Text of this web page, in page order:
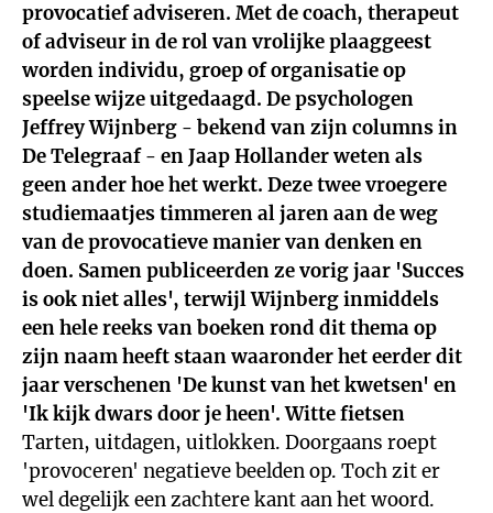
provocatief adviseren. Met de coach, therapeut
of adviseur in de rol van vrolijke plaaggeest
worden individu, groep of organisatie op
speelse wijze uitgedaagd. De psychologen
Jeffrey Wijnberg - bekend van zijn columns in
De Telegraaf - en Jaap Hollander weten als
geen ander hoe het werkt. Deze twee vroegere
studiemaatjes timmeren al jaren aan de weg
van de provocatieve manier van denken en
doen. Samen publiceerden ze vorig jaar 'Succes
is ook niet alles', terwijl Wijnberg inmiddels
een hele reeks van boeken rond dit thema op
zijn naam heeft staan waaronder het eerder dit
jaar verschenen 'De kunst van het kwetsen' en
'Ik kijk dwars door je heen'. Witte fietsen
Tarten, uitdagen, uitlokken. Doorgaans roept
'provoceren' negatieve beelden op. Toch zit er
wel degelijk een zachtere kant aan het woord.